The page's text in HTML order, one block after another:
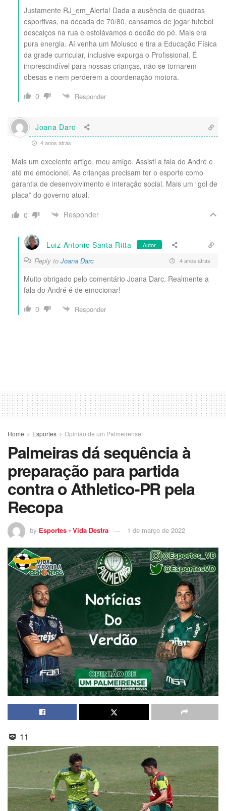
Justamente RJ_em_Alerta! Dada a ausência de quadras
esportivas, na década de 70/80, cansamos de jogar futebol
descalços na rua e esfolávamos o dedão do pé. Mais era
pura energia. Aí venha um Molusco e tira a Educação Física
da grade curricular, inclusive expurga o Profissional. É
imprescindível para nossas crianças, não se tornarem
obesas e nem perderem a coordenação motora.
0
Responder
Joana Darc
4 anos atrás
Mais um excelente artigo, meu amigo. Assisti a fala do André e
até me emocionei. As crianças precisam ter o esporte como
garantia de desenvolvimento e interação social. Mais um “gol de
placa” do governo atual.
0
Responder
Luiz Antonio Santa Ritta Autor
Reply to Joana Darc 4 anos atrás
Muito obrigado pelo comentário Joana Darc. Realmente a
fala do André é de emocionar!
0
Responder
Home Esportes Opinião de um Palmeirense!
Palmeiras dá sequência à
preparação para partida
contra o Athletico-PR pela
Recopa
by Esportes - Vida Destra 1 de março de 2022
11